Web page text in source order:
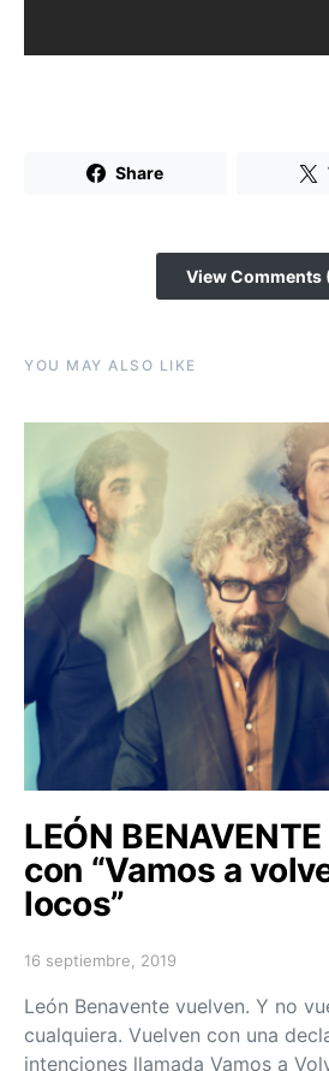
Share
View Comments
YOU MAY ALSO LIKE
LEÓN
con “Vamos a
locos”
Posted on
16 septiembre, 2019
León Benavente vuelven. Y no
cualquiera. Vuelven con una
intenciones llamada Vamos a